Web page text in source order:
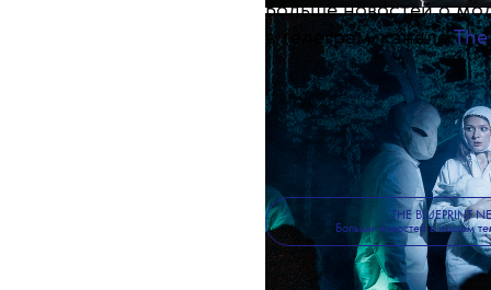
Больше новостей о
в телеграм-канале
ТЕКСТ: МАРИЯ УШАКОВА
THE BLUEPRINT
Больше новостей в нашем